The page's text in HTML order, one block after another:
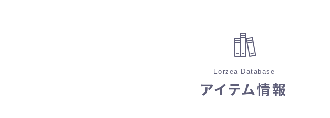
Eorzea Database
アイテム情報